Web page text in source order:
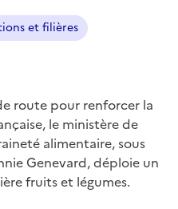
et filières
route pour renforcer la
le ministère de
alimentaire, sous
Genevard, déploie un
fruits et légumes.